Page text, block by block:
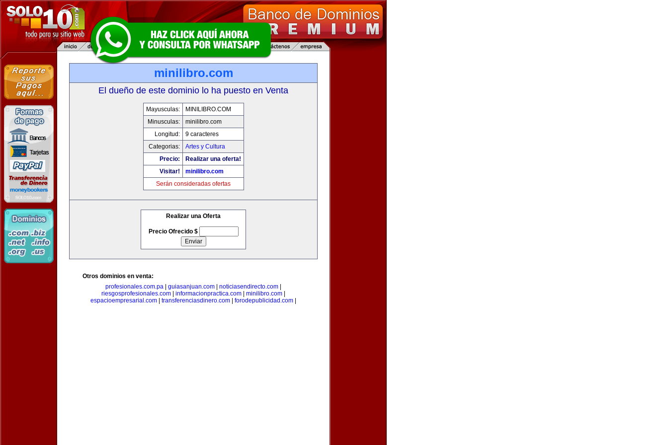
minilibro.com
El dueño de este dominio lo ha puesto en Venta
Mayusculas:
MINILIBRO.COM
Minusculas:
minilibro.com
Longitud:
9 caracteres
Categorias:
Artes y Cultura
Precio:
Realizar una oferta!
Visitar!
minilibro.com
Serán consideradas ofertas
Realizar una Oferta
Precio Ofrecido $
Otros dominios en venta:
profesionales.com.pa
guiasanjuan.com noticiasendirecto.com
riesgosprofesionales.com
informacionpractica.com minilibro.com
espacioempresarial.com
transferenciasdinero.com forodepublicidad.com